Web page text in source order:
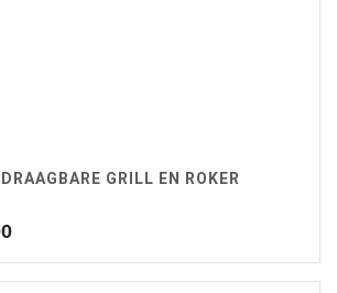
GRILL EN ROKER
Huidige
is: